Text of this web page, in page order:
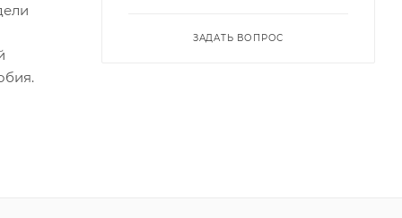
ЗАДАТЬ ВОПРОС